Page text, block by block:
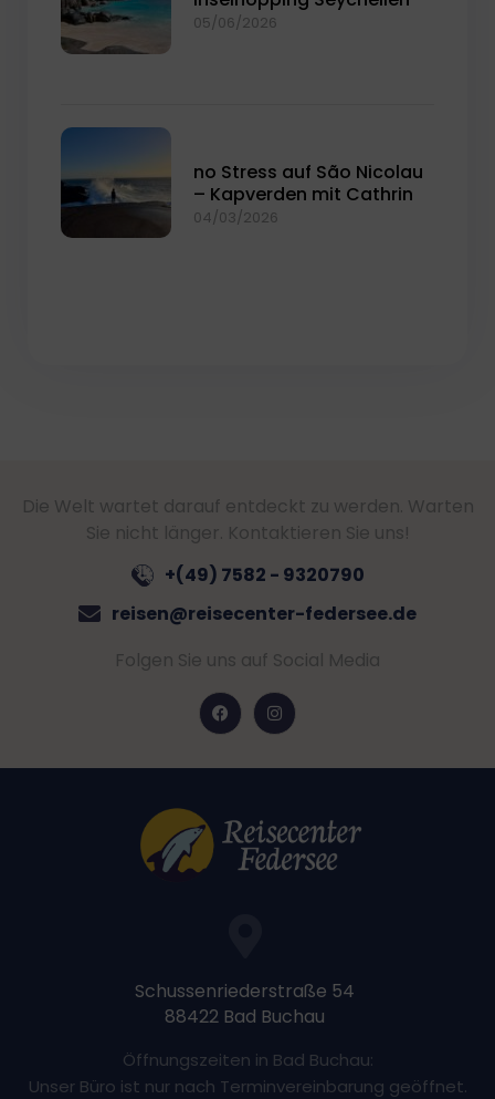
05/06/2026
no Stress auf São Nicolau
– Kapverden mit Cathrin
04/03/2026
Die Welt wartet darauf entdeckt zu werden. Warten
Sie nicht länger. Kontaktieren Sie uns!
+(49) 7582 - 9320790
reisen@reisecenter-federsee.de
Folgen Sie uns auf Social Media
Schussenriederstraße 54
88422 Bad Buchau
Öffnungszeiten in Bad Buchau:
Unser Büro ist nur nach Terminvereinbarung geöffnet.